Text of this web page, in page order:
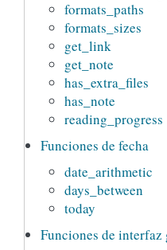
formats_paths
formats_sizes
get_link
get_note
has_extra_files
has_note
reading_progress
Funciones de fecha
date_arithmetic
days_between
today
Funciones de interfaz